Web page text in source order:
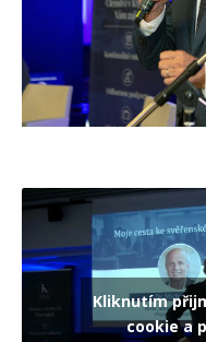
Kliknutím
cookie a